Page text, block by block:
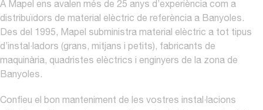
A Mapel ens avalen més de 25 anys d’experiència com a
distribuïdors de material elèctric de referència a Banyoles.
Des del 1995, Mapel subministra material elèctric a tot tipus
d’instal·ladors (grans, mitjans i petits), fabricants de
maquinària, quadristes elèctrics i enginyers de la zona de
Banyoles.
Confieu el bon manteniment de les vostres instal·lacions